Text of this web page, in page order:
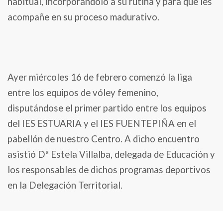
acompañe en su proceso madurativo.
Ayer miércoles 16 de febrero comenzó la liga
entre los equipos de vóley femenino,
disputándose el primer partido entre los equipos
del IES ESTUARIA y el IES FUENTEPIÑA en el
pabellón de nuestro Centro. A dicho encuentro
asistió Dª Estela Villalba, delegada de Educación y
los responsables de dichos programas deportivos
en la Delegación Territorial.